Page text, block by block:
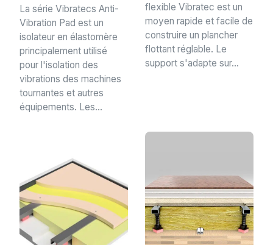
La série Vibratecs Anti-
Vibration Pad est un
isolateur en élastomère
principalement utilisé
pour l'isolation des
vibrations des machines
tournantes et autres
équipements. Les...
flexible Vibratec est un
moyen rapide et facile de
construire un plancher
flottant réglable. Le
support s'adapte sur...